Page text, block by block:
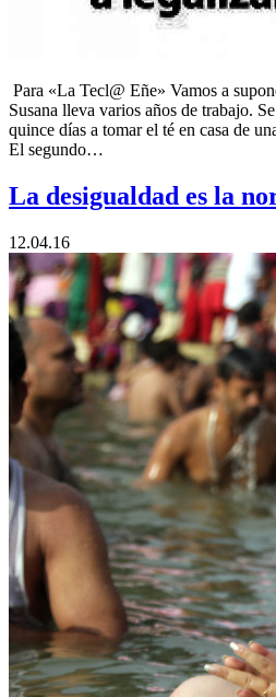
Para «La Tecl@ Eñe» Vamos a
Susana lleva varios años de trabajo.
quince días a tomar el té en casa de
El segundo…
La desigualdad es la
12.04.16